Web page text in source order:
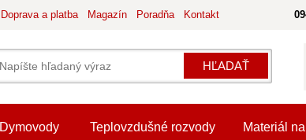
HĽADAŤ
Doprava a platba Magazín Poradňa Kontakt
Dymovody Teplovzdušné rozvody Materiál